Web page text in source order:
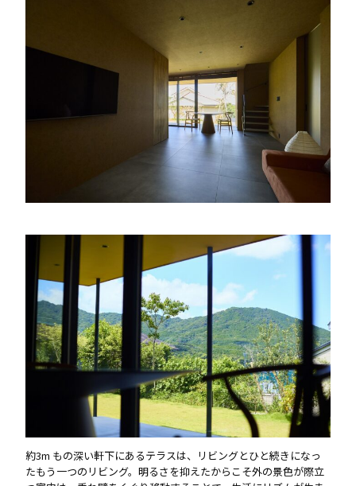
約3m もの深い軒下にあるテラスは、リビングとひと続きになっ
たもう一つのリビング。明るさを抑えたからこそ外の景色が際立